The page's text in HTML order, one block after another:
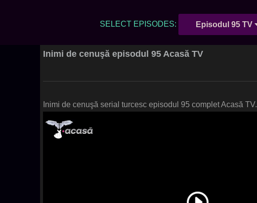
SELECT EPISODES: Episodul 95 TV
Inimi de cenuşă episodul 95 Acasă TV
Inimi de cenuşă serial turcesc episodul 95 complet Acasă TV.